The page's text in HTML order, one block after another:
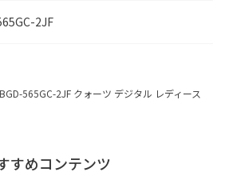
2JF
565GC-2JF クォーツ デジタル レディース
すめコンテンツ